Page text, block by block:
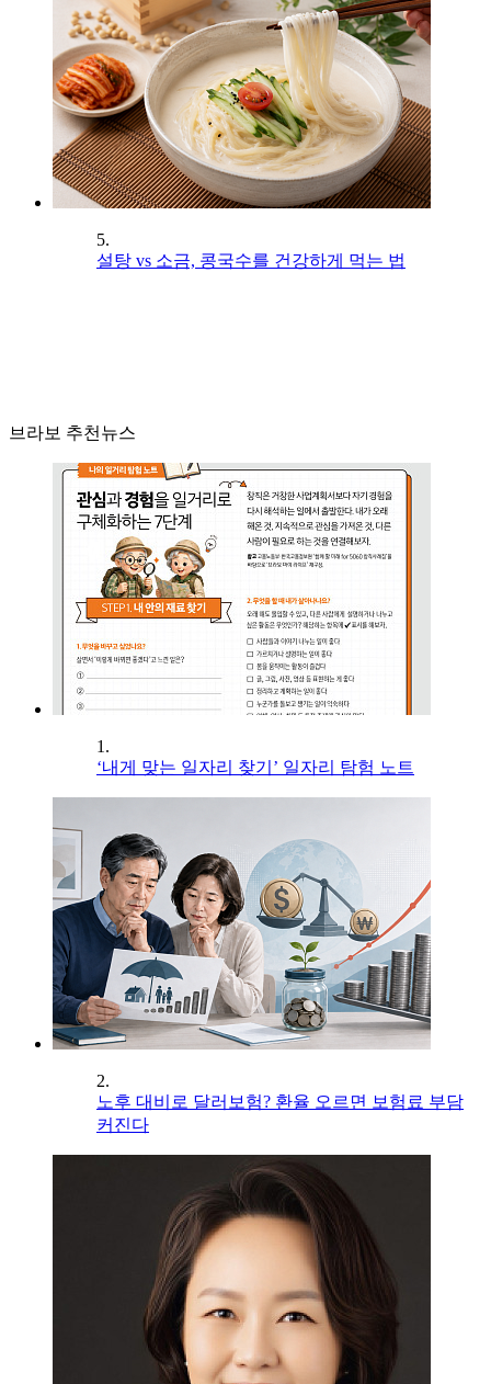
5.
설탕 vs 소금, 콩국수를 건강하게 먹는 법
브라보 추천뉴스
1.
‘내게 맞는 일자리 찾기’ 일자리 탐험 노트
2.
노후 대비로 달러보험? 환율 오르면 보험료 부담
커진다